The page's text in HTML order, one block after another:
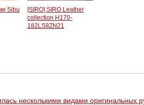
Sibu
[SIRO] SIRO Leather
collection H170-
182LS8ZN21
несколькими видами оригинальных